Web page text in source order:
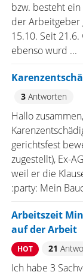
bzw. besteht
der Arbeitgeber
15.10. Seit
ebenso wurd ...
3Antworten
Hallo
gerichtsfest
zugestellt), Ex-
weil er die
:party: Mein
Arbeitszeit
auf der Arbeit
HOT 21
Ich habe 3